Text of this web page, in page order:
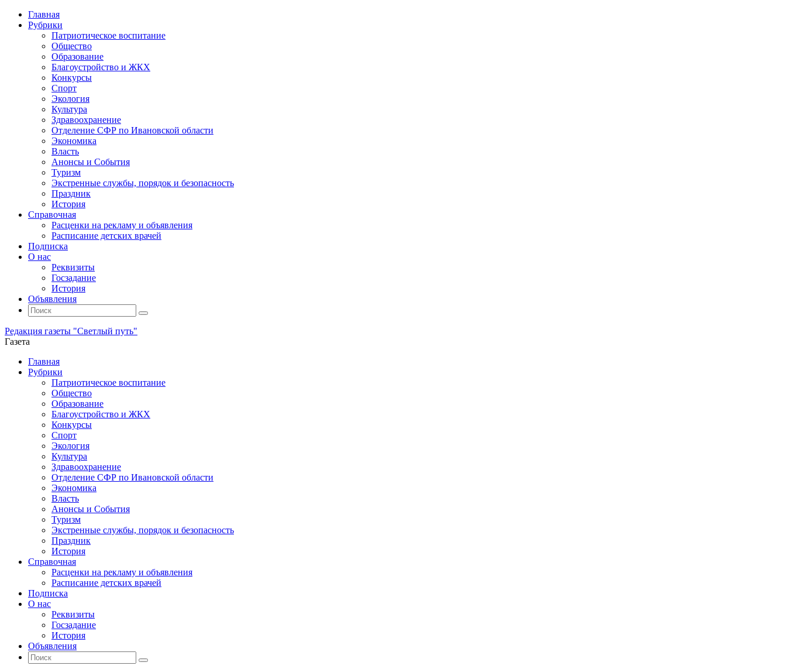
Главная
Рубрики
Патриотическое воспитание
Общество
Образование
Благоустройство и ЖКХ
Конкурсы
Спорт
Экология
Культура
Здравоохранение
Отделение СФР по Ивановской области
Экономика
Власть
Анонсы и События
Туризм
Экстренные службы, порядок и безопасность
Праздник
История
Справочная
Расценки на рекламу и объявления
Расписание детских врачей
Подписка
О нас
Реквизиты
Госзадание
История
Объявления
Поиск
Искать:
Поиск
Редакция газеты "Светлый путь"
Газета
Промотать
содержимому
Главная
Рубрики
Патриотическое воспитание
Общество
Образование
Благоустройство и ЖКХ
Конкурсы
Спорт
Экология
Культура
Здравоохранение
Отделение СФР по Ивановской области
Экономика
Власть
Анонсы и События
Туризм
Экстренные службы, порядок и безопасность
Праздник
История
Справочная
Расценки на рекламу и объявления
Расписание детских врачей
Подписка
О нас
Реквизиты
Госзадание
История
Объявления
Поиск
Искать:
Поиск